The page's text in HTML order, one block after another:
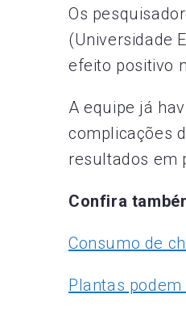
Os
(Universidade
efeito positivo
A equipe já
complicações
resultados em
Confira
Consumo de
Plantas